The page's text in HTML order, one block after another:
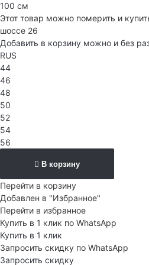
100 см
Этот товар можно померить и
шоссе 26
Добавить в корзину можно и без
RUS
44
46
48
50
52
54
56
В корзину
Перейти в корзину
Добавлен в "Избранное"
Перейти в избранное
Купить в 1 клик по WhatsApp
Купить в 1 клик
Запросить скидку по WhatsApp
Запросить скидку